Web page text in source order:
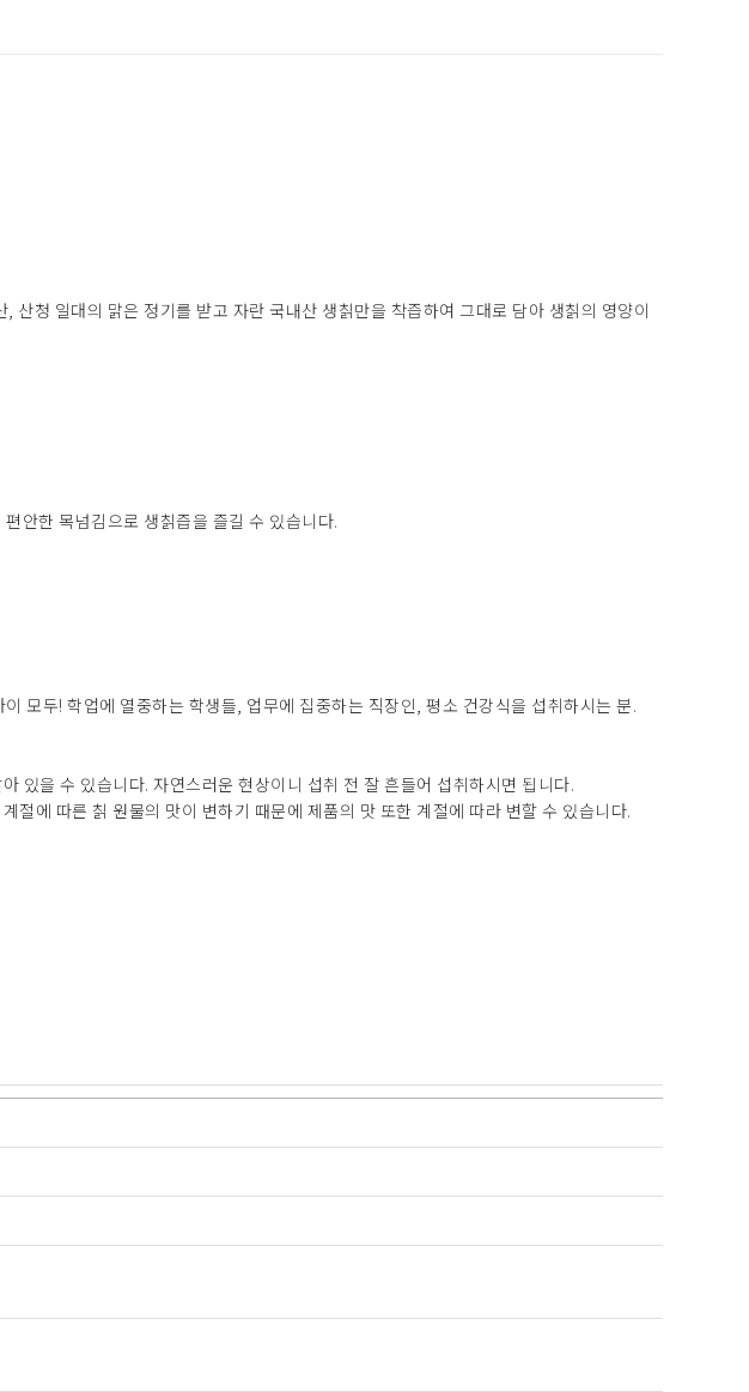
청 일대의 맑은 정기를 받고 자란 국내산 생칡만을 착즙하여 그대로 담아 생칡의 영양이
안한 목넘김으로 생칡즙을 즐길 수 있습니다.
모두! 학업에 열중하는 학생들, 업무에 집중하는 직장인, 평소 건강식을 섭취하시는 분.
을 수 있습니다. 자연스러운 현상이니 섭취 전 잘 흔들어 섭취하시면 됩니다.
에 따른 칡 원물의 맛이 변하기 때문에 제품의 맛 또한 계절에 따라 변할 수 있습니다.